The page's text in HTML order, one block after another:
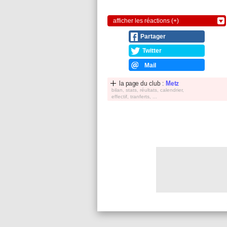
afficher les réactions (+)
Partager
Twitter
Mail
la page du club : Metz
bilan, stats, réultats, calendrier,
effectif, tranferts, ...